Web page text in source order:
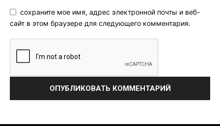
сохраните мое имя, адрес электронной почты и веб-
сайт в этом браузере для следующего комментария.